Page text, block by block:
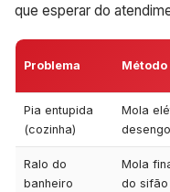
que esperar do
Problema
Pia entupida
(cozinha)
Mola
Ralo do
banheiro
Mola
do sifão